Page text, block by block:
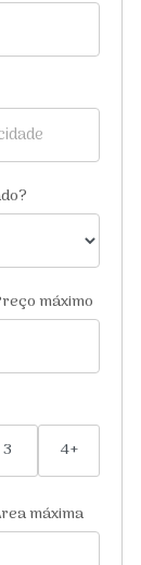
máximo
3 4+
máxima